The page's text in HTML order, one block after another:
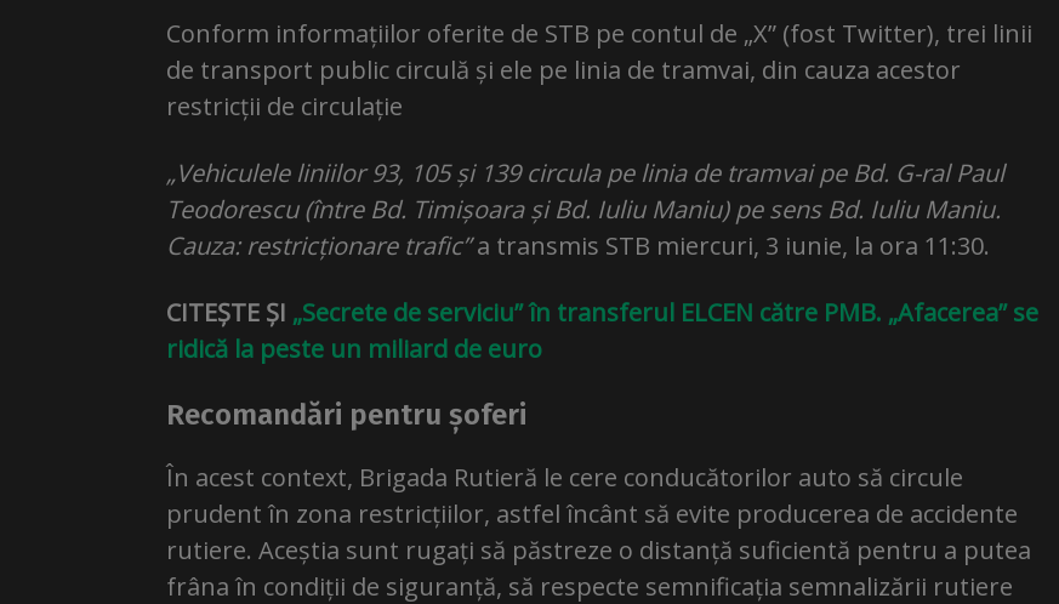
Conform informațiilor oferite de STB pe contul de „X” (fost Twitter), trei linii
de transport public circulă și ele pe linia de tramvai, din cauza acestor
restricții de circulație
„Vehiculele liniilor 93, 105 și 139 circula pe linia de tramvai pe Bd. G-ral Paul
Teodorescu (între Bd. Timișoara și Bd. Iuliu Maniu) pe sens Bd. Iuliu Maniu.
Cauza: restricționare trafic”a transmis STB miercuri, 3 iunie, la ora 11:30.
CITEȘTE ȘI „Secrete de serviciu” în transferul ELCEN către PMB. „Afacerea” se
ridică la peste un miliard de euro
Recomandări pentru șoferi
În acest context, Brigada Rutieră le cere conducătorilor auto să circule
prudent în zona restricțiilor, astfel încânt să evite producerea de accidente
rutiere. Aceștia sunt rugați să păstreze o distanță suficientă pentru a putea
frâna în condiții de siguranță, să respecte semnificația semnalizării rutiere